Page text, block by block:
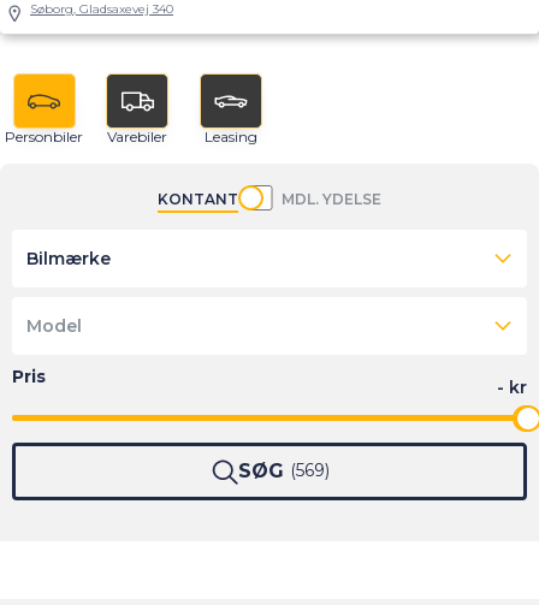
Søborg, Gladsaxevej 340
Personbiler Varebiler Leasing
KONTANT MDL. YDELSE
Bilmærke
Model
SØG 569